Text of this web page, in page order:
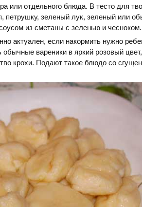
или отдельного блюда. В тесто для
петрушку, зеленый лук, зеленый или
из сметаны с зеленью и чесноком.
актуален, если накормить нужно
обычные вареники в яркий розовый
крохи. Подают такое блюдо со